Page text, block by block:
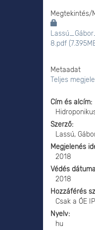
Megtekintés/
8.pdf
Metaadat
Teljes
Cím és alcím
Szerző
Lassú,
Megjelenés
2018
Védés dátuma
2018
Hozzáférés
Csak a ÓE
Nyelv
hu